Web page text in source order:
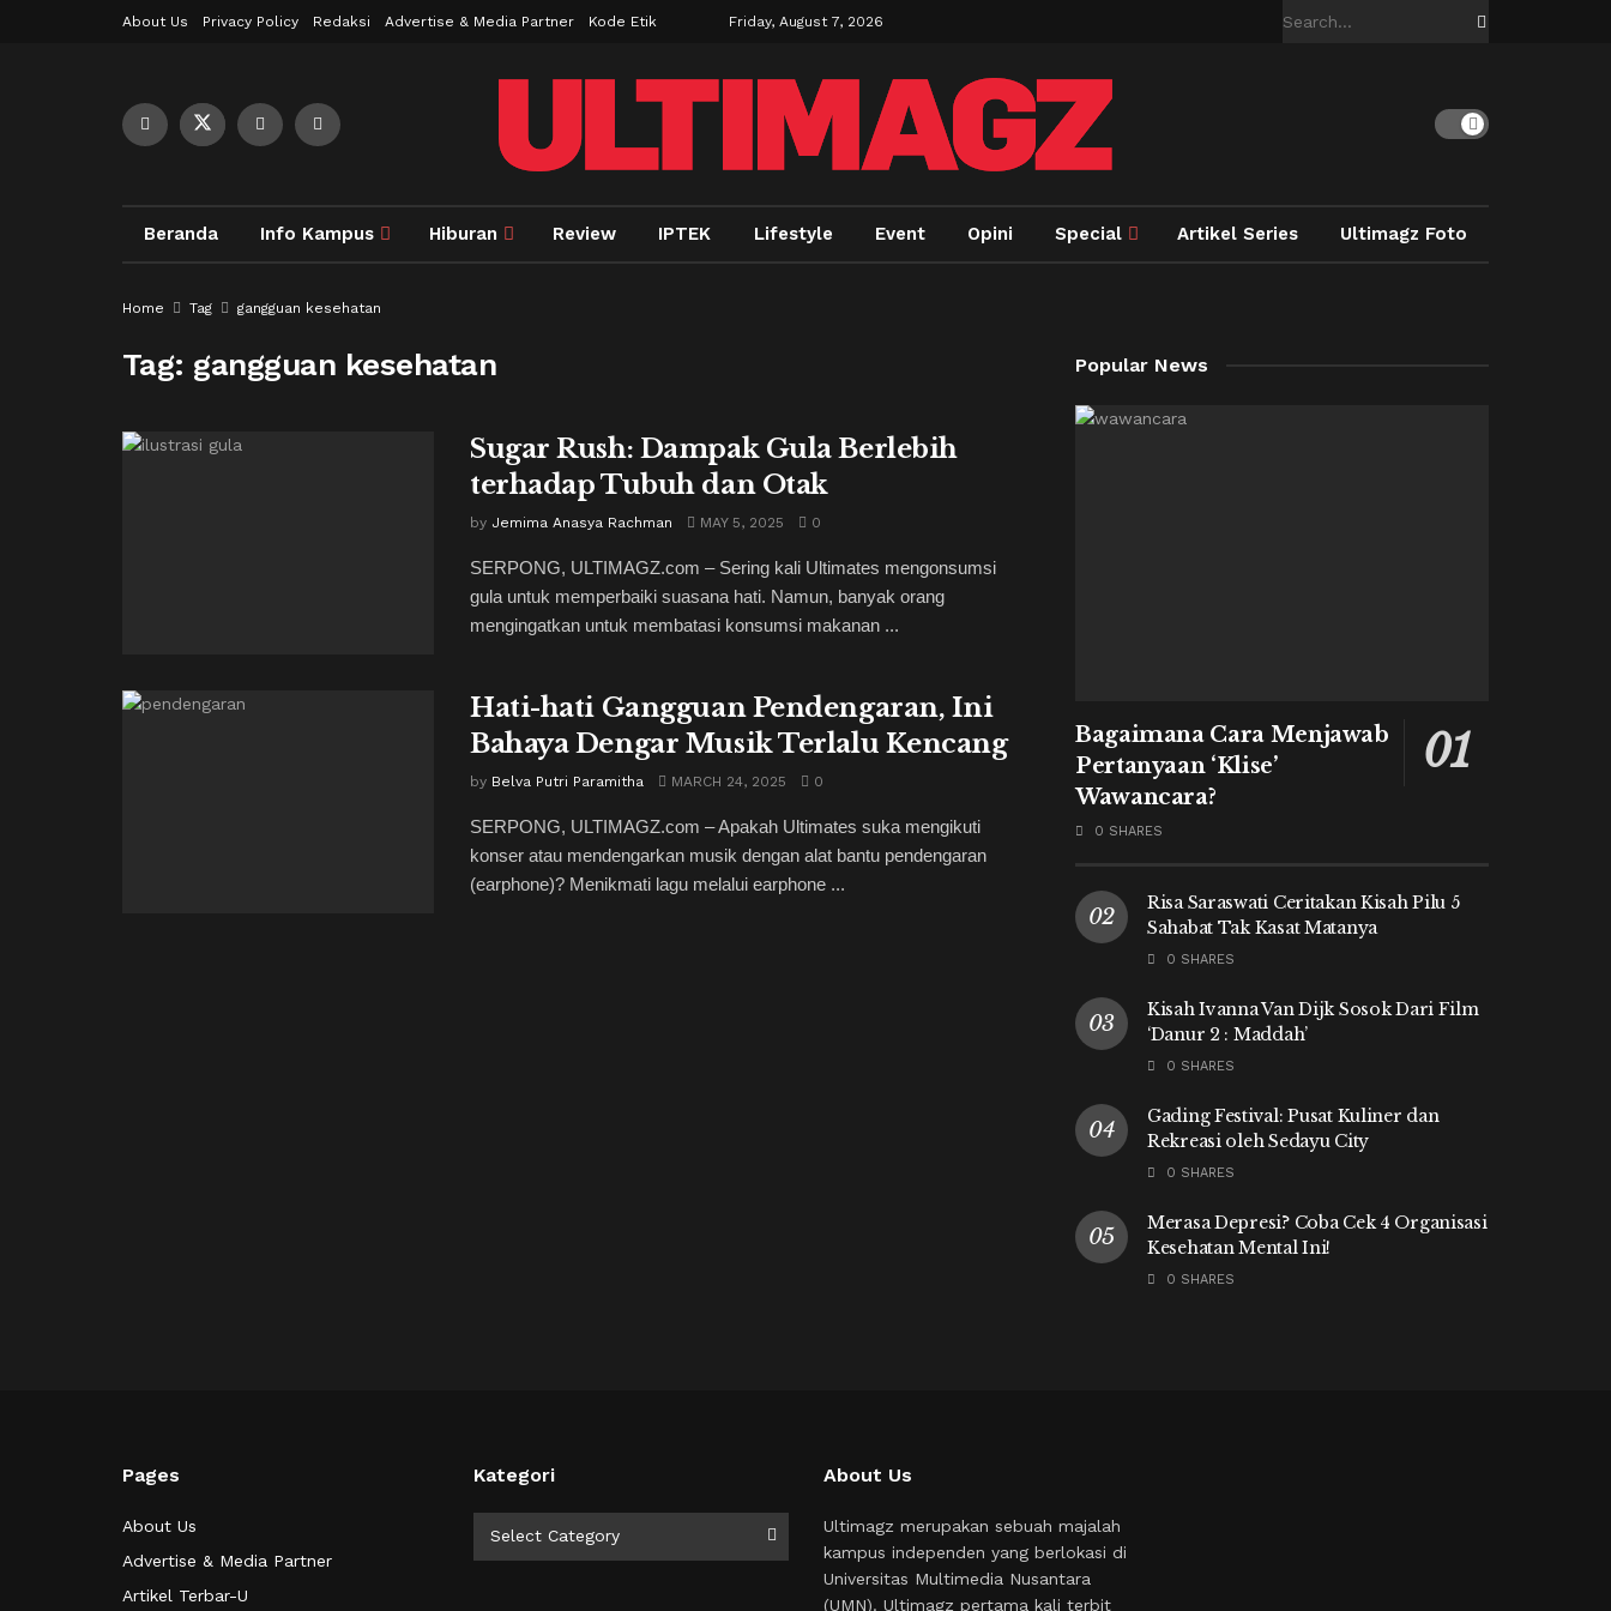
About Us Privacy Policy Redaksi Advertise & Media Partner Kode Etik Friday, August 7, 2026
Beranda Info Kampus Hiburan Review IPTEK Lifestyle Event Opini Special Artikel Series Ultimagz Foto
Home Tag gangguan kesehatan
Tag: gangguan kesehatan
Sugar Rush: Dampak Gula Berlebih
terhadap Tubuh dan Otak
by Jemima Anasya Rachman MAY 5, 2025 0
SERPONG, ULTIMAGZ.com – Sering kali Ultimates mengonsumsi
gula untuk memperbaiki suasana hati. Namun, banyak orang
mengingatkan untuk membatasi konsumsi makanan ...
Hati-hati Gangguan Pendengaran, Ini
Bahaya Dengar Musik Terlalu Kencang
by Belva Putri Paramitha MARCH 24, 2025 0
SERPONG, ULTIMAGZ.com – Apakah Ultimates suka mengikuti
konser atau mendengarkan musik dengan alat bantu pendengaran
(earphone)? Menikmati lagu melalui earphone ...
Popular News
Bagaimana Cara Menjawab
Pertanyaan ‘Klise’
Wawancara?
0 SHARES
Risa Saraswati Ceritakan Kisah Pilu 5
Sahabat Tak Kasat Matanya
0 SHARES
Kisah Ivanna Van Dijk Sosok Dari Film
‘Danur 2 : Maddah’
0 SHARES
Gading Festival: Pusat Kuliner dan
Rekreasi oleh Sedayu City
0 SHARES
Merasa Depresi? Coba Cek 4 Organisasi
Kesehatan Mental Ini!
0 SHARES
Pages
About Us
Advertise & Media Partner
Artikel Terbar-U
Kategori
Select Category
About Us
Ultimagz merupakan sebuah majalah
kampus independen yang berlokasi di
Universitas Multimedia Nusantara
(UMN). Ultimagz pertama kali terbit